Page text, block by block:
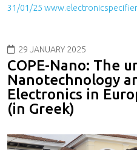
31/01/25
29 JANUARY 2025
COPE-Nano: The
Nanotechnology
Electronics in
(in Greek)